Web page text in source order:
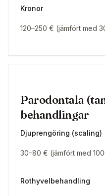
Kronor
120–250 € (jämfört med
Parodontala
behandlingar
Djuprengöring (scaling)
30–80 € (jämfört med
Rothyvelbehandling